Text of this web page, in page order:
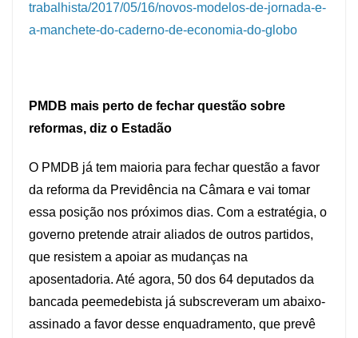
trabalhista/2017/05/16/novos-modelos-de-jornada-e-
a-manchete-do-caderno-de-economia-do-globo
PMDB mais perto de fechar questão sobre
reformas, diz o Estadão
O PMDB já tem maioria para fechar questão a favor
da reforma da Previdência na Câmara e vai tomar
essa posição nos próximos dias. Com a estratégia, o
governo pretende atrair aliados de outros partidos,
que resistem a apoiar as mudanças na
aposentadoria. Até agora, 50 dos 64 deputados da
bancada peemedebista já subscreveram um abaixo-
assinado a favor desse enquadramento, que prevê